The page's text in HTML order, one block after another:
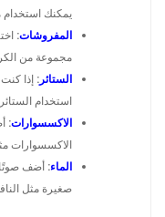
يمكنك استخدام
المفروشات:
مجموعة من
الستائر: إذا
استخدام
الاكسسوارات:
الاكسسوارات
الماء: أضف صوتًا
صغيرة مثل